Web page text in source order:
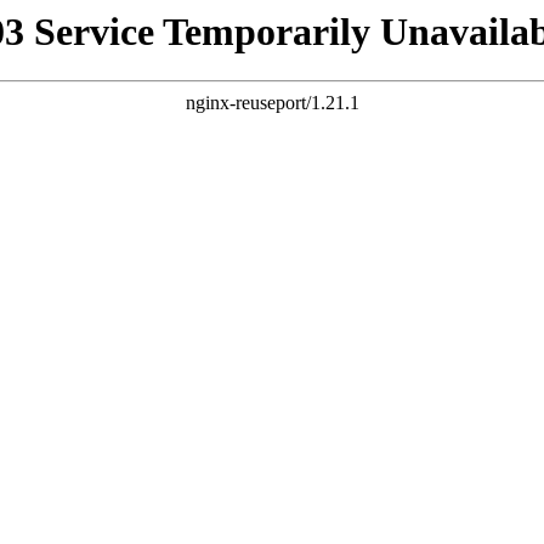
Service Temporarily
nginx-reuseport/1.21.1